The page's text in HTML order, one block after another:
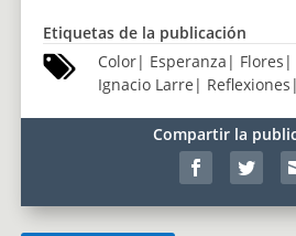
Etiquetas de la publicación
Color| Esperanza | Flores |
Ignacio Larre | Reflexiones |
Compartir la